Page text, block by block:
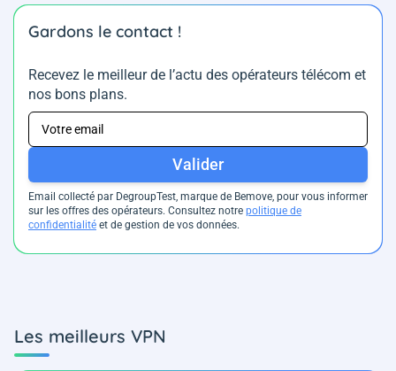
Gardons le contact !
Recevez le meilleur de l’actu des opérateurs télécom et
nos bons plans.
Valider
Email collecté par DegroupTest, marque de Bemove, pour vous informer
sur les offres des opérateurs. Consultez notre politique de
confidentialité et de gestion de vos données.
Les meilleurs VPN